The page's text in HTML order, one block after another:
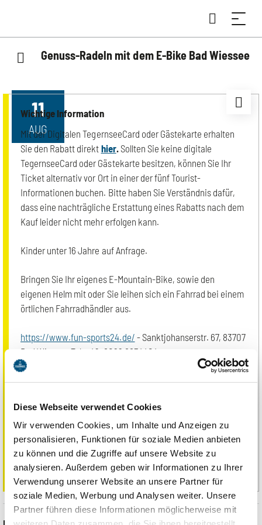
Diese Webseite verwendet Cookies
Wir verwenden Cookies, um Inhalte und Anzeigen zu
personalisieren, Funktionen für soziale Medien anbieten
zu können und die Zugriffe auf unsere Website zu
analysieren. Außerdem geben wir Informationen zu Ihrer
Verwendung unserer Website an unsere Partner für
soziale Medien, Werbung und Analysen weiter. Unsere
Partner führen diese Informationen möglicherweise mit
Genuss-Radeln mit dem E-Bike Bad Wiessee
11
AUG
Wichtige Information
Mit der Digitalen TegernseeCard oder Gästekarte erhalten
Sie den Rabatt direkt hier.Sollten Sie keine digitale
TegernseeCard oder Gästekarte besitzen, können Sie Ihr
Ticket alternativ vor Ort in einer der fünf Tourist-
Informationen buchen. Bitte haben Sie Verständnis dafür,
dass eine nachträgliche Erstattung eines Rabatts nach dem
Kauf leider nicht mehr erfolgen kann.
Kinder unter 16 Jahre auf Anfrage.
Bringen Sie Ihr eigenes E-Mountain-Bike, sowie den
eigenen Helm mit oder Sie leihen sich ein Fahrrad bei einem
örtlichen Fahrradhändler aus.
https://www.fun-sports24.de/ - Sanktjohanserstr. 67, 83707
Bad Wiessee Tel: +49 8022 6634404
Fahrrad Schmid- Dr.Scheidstr. 19, 83707 Bad Wiessee Tel:
Tegernsee Bike- Hirschbergstr. 4, 83707 Bad Wiessee Tel
+49 8022 2713375
Anmeldeschluss bis Montag 15:00 Uhr.